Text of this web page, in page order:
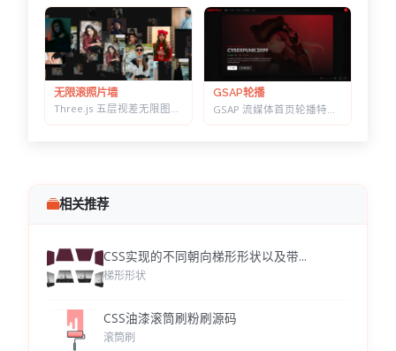
无限滚照片墙
Three.js 五层视差无限图片墙 — 拖拽惯性滑动，滚轮加速的横向画廊
GSAP轮播
相关推荐
CSS实现的不同朝向梯形形状以及带...
梯形形状
CSS油漆滚筒刷粉刷源码
滚筒刷